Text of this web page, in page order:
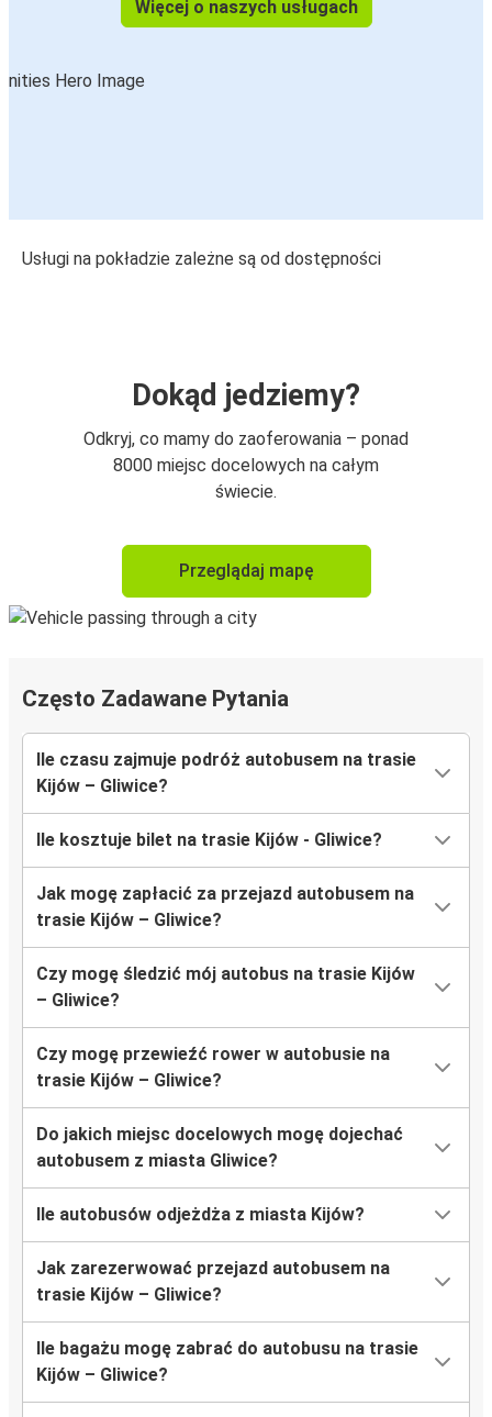
Więcej o naszych usługach
Usługi na pokładzie zależne są od dostępności
Dokąd jedziemy?
Odkryj, co mamy do zaoferowania – ponad
8000 miejsc docelowych na całym
świecie.
Przeglądaj mapę
Często Zadawane Pytania
Ile czasu zajmuje podróż autobusem na trasie
Kijów – Gliwice?
Ile kosztuje bilet na trasie Kijów - Gliwice?
Jak mogę zapłacić za przejazd autobusem na
trasie Kijów – Gliwice?
Czy mogę śledzić mój autobus na trasie Kijów
– Gliwice?
Czy mogę przewieźć rower w autobusie na
trasie Kijów – Gliwice?
Do jakich miejsc docelowych mogę dojechać
autobusem z miasta Gliwice?
Ile autobusów odjeżdża z miasta Kijów?
Jak zarezerwować przejazd autobusem na
trasie Kijów – Gliwice?
Ile bagażu mogę zabrać do autobusu na trasie
Kijów – Gliwice?